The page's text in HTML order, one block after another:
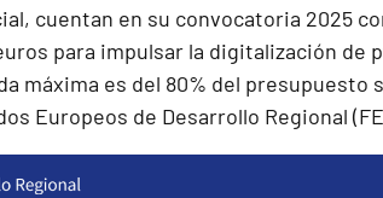
cuentan en su convocatoria 2025
para impulsar la digitalización de
máxima es del 80% del presupuesto
Europeos de Desarrollo Regional